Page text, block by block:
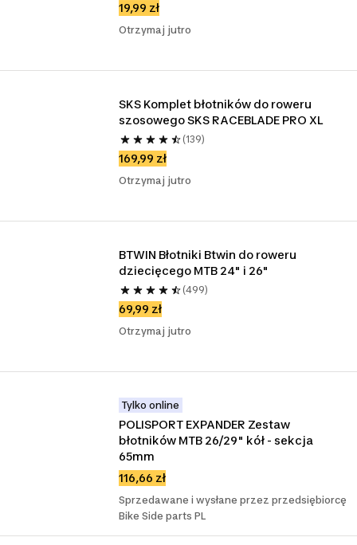
19,99 zł
Otrzymaj jutro
SKS Komplet błotników do roweru
szosowego SKS RACEBLADE PRO XL
(139)
169,99 zł
Otrzymaj jutro
BTWIN Błotniki Btwin do roweru
dziecięcego MTB 24" i 26"
(499)
69,99 zł
Otrzymaj jutro
Tylko online
POLISPORT EXPANDER Zestaw
błotników MTB 26/29" kół - sekcja
65mm
116,66 zł
Sprzedawane i wysłane przez przedsiębiorcę
Bike Side parts PL